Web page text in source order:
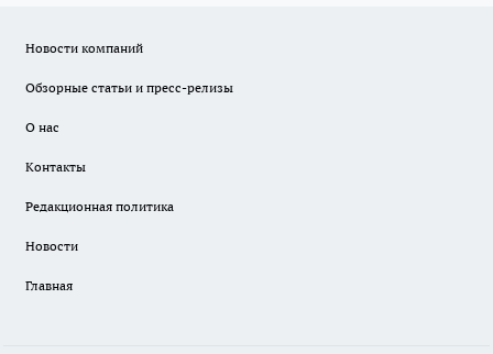
Новости компаний
Обзорные статьи и пресс-релизы
О нас
Контакты
Редакционная политика
Новости
Главная